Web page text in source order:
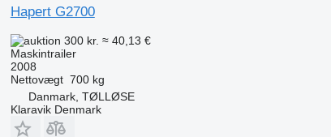
Hapert G2700
300 kr. ≈ 40,13 €
Maskintrailer
2008
Nettovægt 700 kg
Danmark, TØLLØSE
Klaravik Denmark